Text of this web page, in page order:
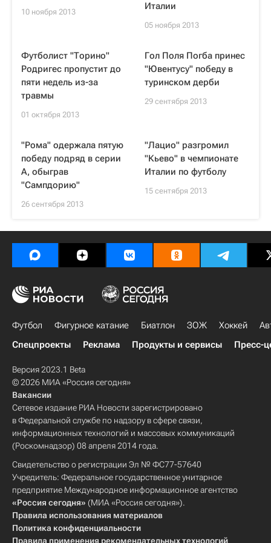
10 ноября 2013
Италии
05 ноября 2013
Футболист "Торино"
Родригес пропустит до
пяти недель из-за
травмы
01 октября 2013
Гол Поля Погба принес
"Ювентусу" победу в
туринском дерби
29 сентября 2013
"Рома" одержала пятую
победу подряд в серии
А, обыграв
"Сампдорию"
26 сентября 2013
"Лацио" разгромил
"Кьево" в чемпионате
Италии по футболу
15 сентября 2013
Футбол Фигурное катание Биатлон ЗОЖ Хоккей
Спецпроекты
Реклама Продукты и сервисы Пресс-
Версия 2023.1 Beta
© 2026 МИА «Россия сегодня»
Вакансии
Сетевое издание РИА Новости зарегистрировано
в Федеральной службе по надзору в сфере связи,
информационных технологий и массовых коммуникаций
(Роскомнадзор) 08 апреля 2014 года.
Свидетельство о регистрации Эл № ФС77-57640
Учредитель: Федеральное государственное унитарное
предприятие Международное информационное агентство
«Россия сегодня» (МИА «Россия сегодня»).
Правила использования материалов
Политика конфиденциальности
Правила применения рекомендательных технологий